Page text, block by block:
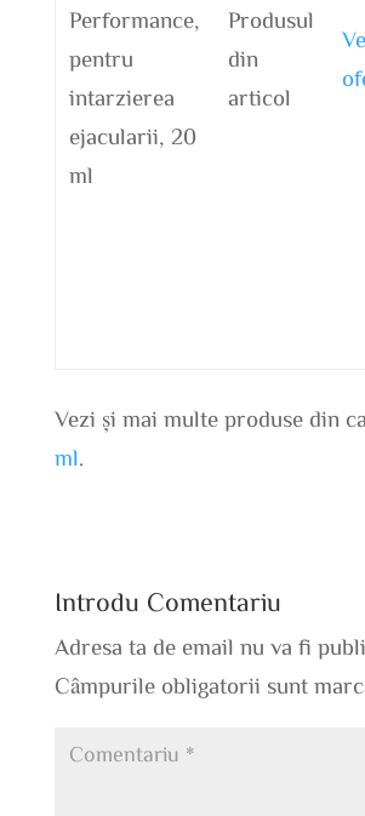
Performance,
pentru
intarzierea
ejacularii, 20
ml
Produsul
din
articol
Vezi și mai multe produse din
ml
Introdu Comentariu
Adresa ta de email nu va fi
Câmpurile obligatorii sunt